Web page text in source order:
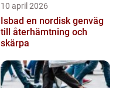
10 april 2026
Isbad en nordisk genväg
till återhämtning och
skärpa